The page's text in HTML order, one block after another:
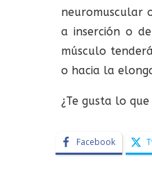
neuromuscular
a inserción o
músculo
o hacia la
¿Te gusta lo que
Facebook